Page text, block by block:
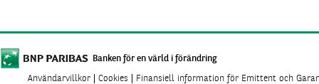
Banken för en värld i förändring
Användarvillkor Cookies Finansiell information för Emittent och